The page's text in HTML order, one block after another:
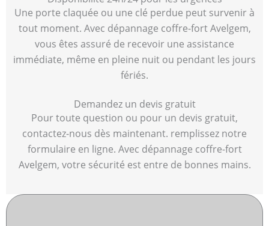
Une porte claquée ou une clé perdue peut survenir à
tout moment. Avec dépannage coffre-fort Avelgem,
vous êtes assuré de recevoir une assistance
immédiate, même en pleine nuit ou pendant les jours
fériés.
Demandez un devis gratuit
Pour toute question ou pour un devis gratuit,
contactez-nous dès maintenant. remplissez notre
formulaire en ligne. Avec dépannage coffre-fort
Avelgem, votre sécurité est entre de bonnes mains.